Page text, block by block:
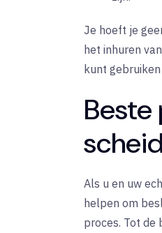
Je hoeft je
het inhuren
kunt
Als u en uw
helpen om
proces. Tot de